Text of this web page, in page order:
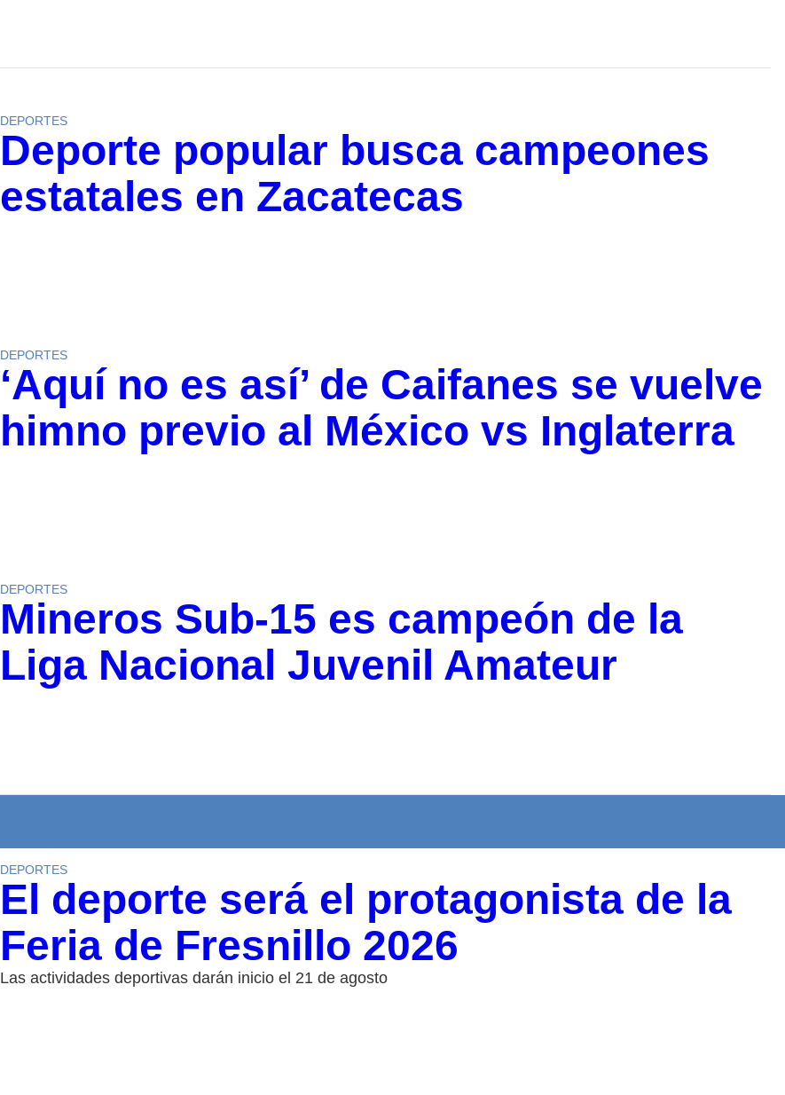
DEPORTES
Deporte popular busca campeones
estatales en Zacatecas
DEPORTES
‘Aquí no es así’ de Caifanes se vuelve
himno previo al México vs Inglaterra
DEPORTES
Mineros Sub-15 es campeón de la
Liga Nacional Juvenil Amateur
DEPORTES
El deporte será el protagonista de la
Feria de Fresnillo 2026
Las actividades deportivas darán inicio el 21 de agosto